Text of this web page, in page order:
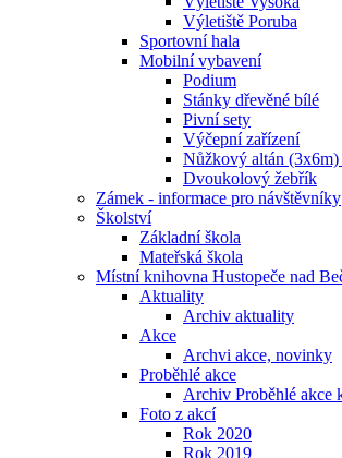
Výletiště Poruba
Sportovní hala
Mobilní vybavení
Podium
Stánky dřevěné bílé
Pivní sety
Výčepní zařízení
Nůžkový altán (3x6m)
Dvoukolový žebřík
Zámek - informace pro návštěvníky
Školství
Základní škola
Mateřská škola
Místní knihovna Hustopeče nad
Aktuality
Archiv aktuality
Akce
Archvi akce, novinky
Proběhlé akce
Archiv Proběhlé akce
Foto z akcí
Rok 2020
Rok 2019